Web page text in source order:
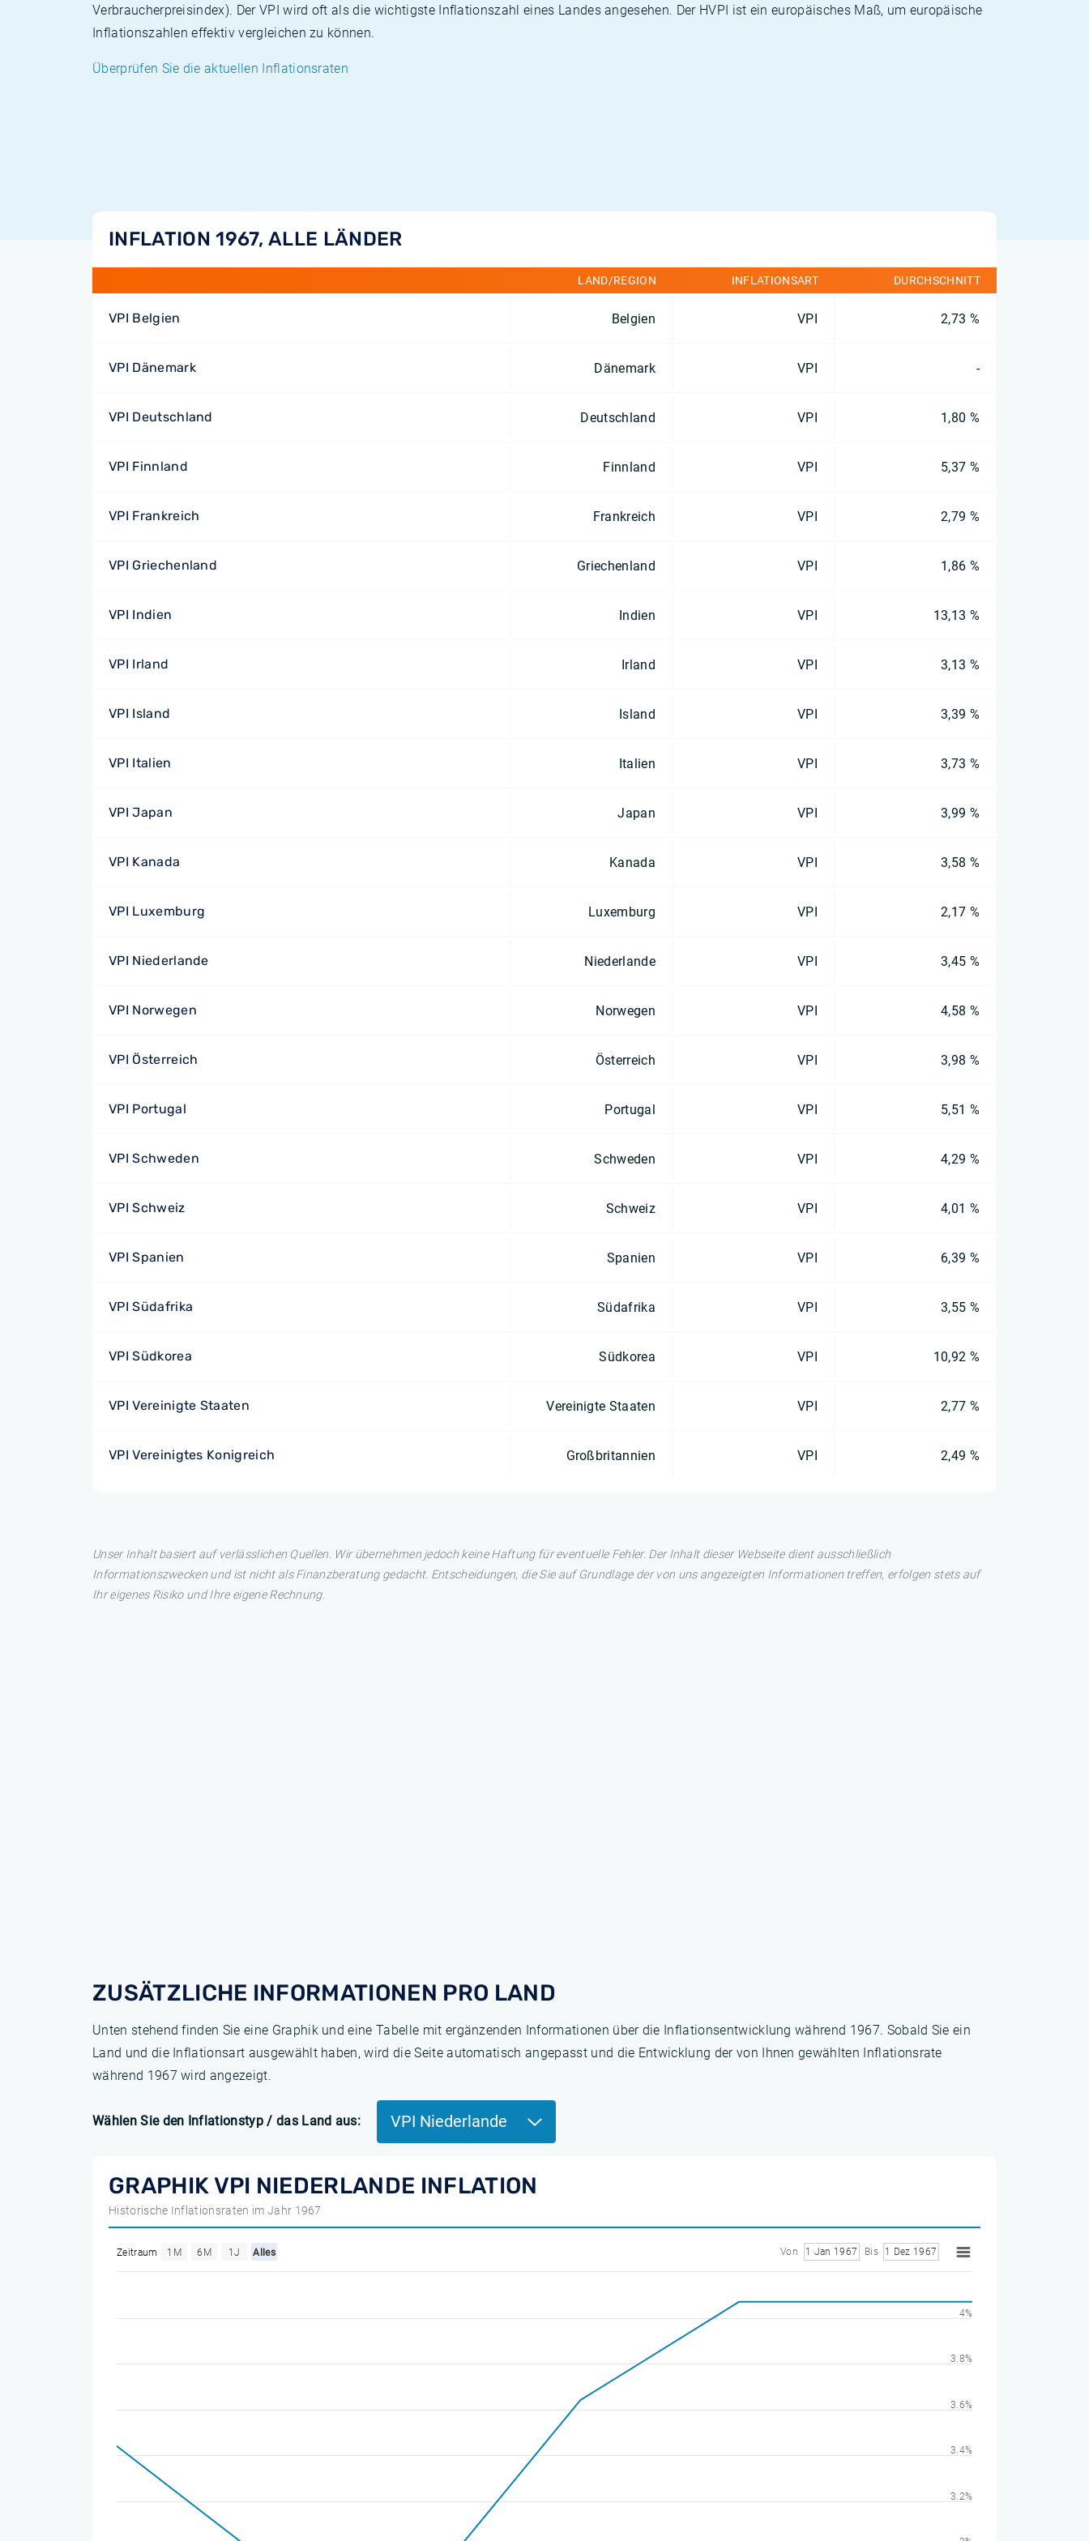
Verbraucherpreisindex). Der VPI wird oft als die wichtigste Inflationszahl eines Landes angesehen. Der HVPI ist ein europäisches Maß, um europäische
Inflationszahlen effektiv vergleichen zu können.
Überprüfen Sie die aktuellen Inflationsraten
INFLATION 1967, ALLE LÄNDER
LAND/REGION INFLATIONSART DURCHSCHNITT
VPI Belgien Belgien VPI 2,73 %
VPI Dänemark Dänemark VPI -
VPI Deutschland Deutschland VPI 1,80 %
VPI Finnland Finnland VPI 5,37 %
VPI Frankreich Frankreich VPI 2,79 %
VPI Griechenland Griechenland VPI 1,86 %
VPI Indien Indien VPI 13,13 %
VPI Irland Irland VPI 3,13 %
VPI Island Island VPI 3,39 %
VPI Italien Italien VPI 3,73 %
VPI Japan Japan VPI 3,99 %
VPI Kanada Kanada VPI 3,58 %
VPI Luxemburg Luxemburg VPI 2,17 %
VPI Niederlande Niederlande VPI 3,45 %
VPI Norwegen Norwegen VPI 4,58 %
VPI Österreich Österreich VPI 3,98 %
VPI Portugal Portugal VPI 5,51 %
VPI Schweden Schweden VPI 4,29 %
VPI Schweiz Schweiz VPI 4,01 %
VPI Spanien Spanien VPI 6,39 %
VPI Südafrika Südafrika VPI 3,55 %
VPI Südkorea Südkorea VPI 10,92 %
VPI Vereinigte Staaten Vereinigte Staaten VPI 2,77 %
VPI Vereinigtes Konigreich Großbritannien VPI 2,49 %
Unser Inhalt basiert auf verlässlichen Quellen. Wir übernehmen jedoch keine Haftung für eventuelle Fehler. Der Inhalt dieser Webseite dient ausschließlich
Informationszwecken und ist nicht als Finanzberatung gedacht. Entscheidungen, die Sie auf Grundlage der von uns angezeigten Informationen treffen, erfolgen stets auf
Ihr eigenes Risiko und Ihre eigene Rechnung.
ZUSÄTZLICHE INFORMATIONEN PRO LAND
Unten stehend finden Sie eine Graphik und eine Tabelle mit ergänzenden Informationen über die Inflationsentwicklung während 1967. Sobald Sie ein
Land und die Inflationsart ausgewählt haben, wird die Seite automatisch angepasst und die Entwicklung der von Ihnen gewählten Inflationsrate
während 1967 wird angezeigt.
Wählen Sie den Inflationstyp / das Land aus: VPI Niederlande
GRAPHIK VPI NIEDERLANDE INFLATION
Historische Inflationsraten im Jahr 1967
Zeitraum 1M 6M 1J Alles Von 1 Jan 1967 Bis 1 Dez 1967
3.2%
3.4%
3.6%
3.8%
4%